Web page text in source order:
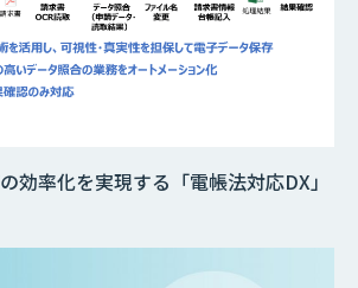
効率化を実現する「電帳法対応DX」